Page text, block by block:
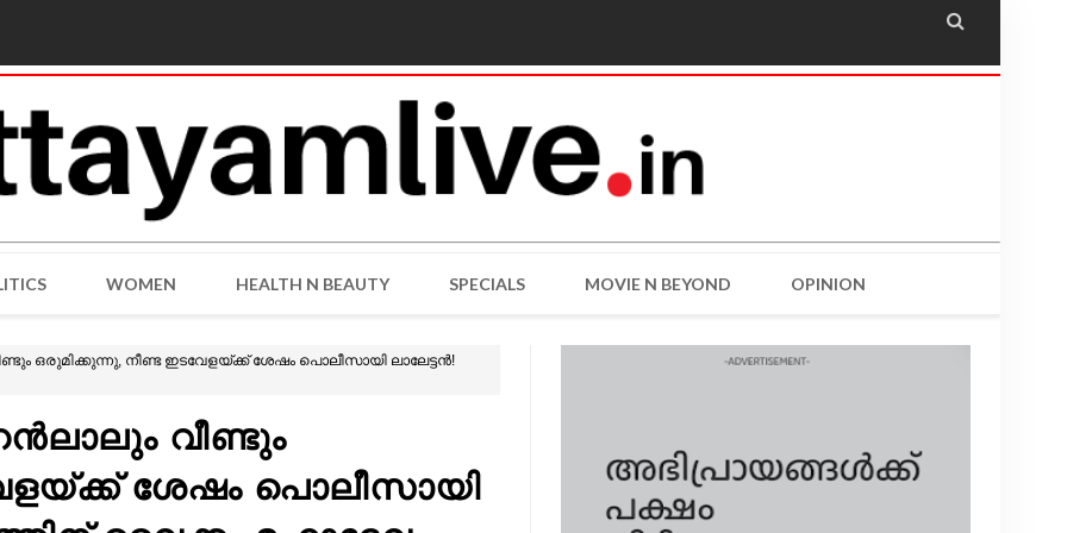

WOMEN HEALTH N BEAUTY SPECIALS MOVIE N BEYOND OPINION
ഒരുമിക്കുന്നു, നീണ്ട ഇടവേളയ്‌ക്ക് ശേഷം പൊലീസായി ലാലേട്ടൻ!
വീണ്ടും
ശേഷം പൊലീസായി